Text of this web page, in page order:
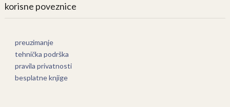
korisne poveznice
preuzimanje
tehnička podrška
pravila privatnosti
besplatne knjige